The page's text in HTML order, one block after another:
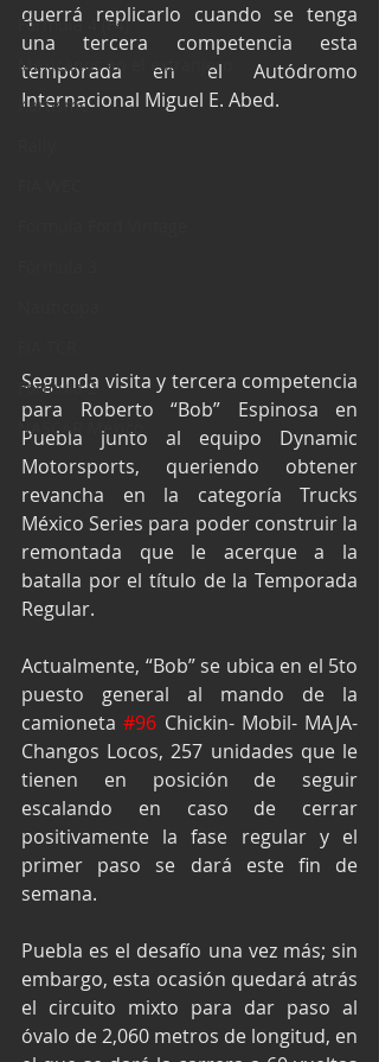
Fórmula 4 (F4)
Mexicanos en el extranjero
Kartismo
Fórmula 2
NASCAR México
querrá replicarlo cuando se tenga
una tercera competencia esta
temporada en el Autódromo
Internacional Miguel E. Abed.
Segunda visita y tercera competencia
para Roberto “Bob” Espinosa en
Puebla junto al equipo Dynamic
Motorsports, queriendo obtener
revancha en la categoría Trucks
México Series para poder construir la
remontada que le acerque a la
batalla por el título de la Temporada
Regular.
Actualmente, “Bob” se ubica en el 5to
puesto general al mando de la
camioneta #96 Chickin- Mobil- MAJA-
Changos Locos, 257 unidades que le
tienen en posición de seguir
escalando en caso de cerrar
positivamente la fase regular y el
primer paso se dará este fin de
semana.
Puebla es el desafío una vez más; sin
embargo, esta ocasión quedará atrás
el circuito mixto para dar paso al
óvalo de 2,060 metros de longitud, en